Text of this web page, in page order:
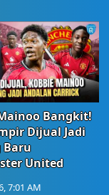
Bangkit!
Dijual Jadi
Baru
United
7:01 AM